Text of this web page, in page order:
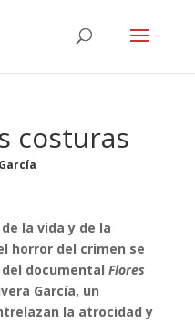
costuras
la vida y de la
horror del crimen se
documental Flores
García, un
la atrocidad y